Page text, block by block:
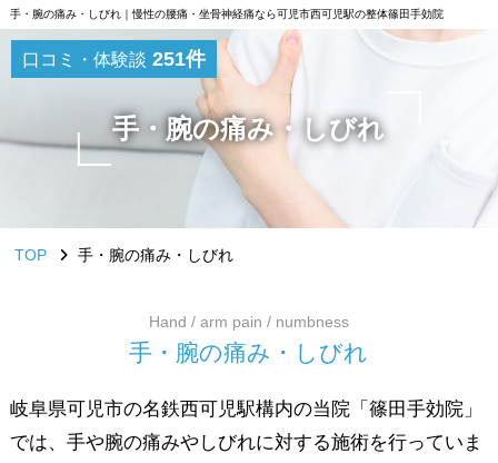
手・腕の痛み・しびれ｜慢性の腰痛・坐骨神経痛なら可児市西可児駅の整体篠田手効院
口コミ・体験談 251件
手・腕の痛み・しびれ
TOP 手・腕の痛み・しびれ
Hand / arm pain / numbness
手 ・ 腕の痛み ・ し びれ
岐阜県可児市の名鉄西可児駅構内の当院「篠田手効院」
では、手や腕の痛みやしびれに対する施術を行っていま